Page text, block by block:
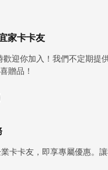
家卡卡友
歡迎你加入！我們不定期提
贈品！
卡卡友，即享專屬優惠。